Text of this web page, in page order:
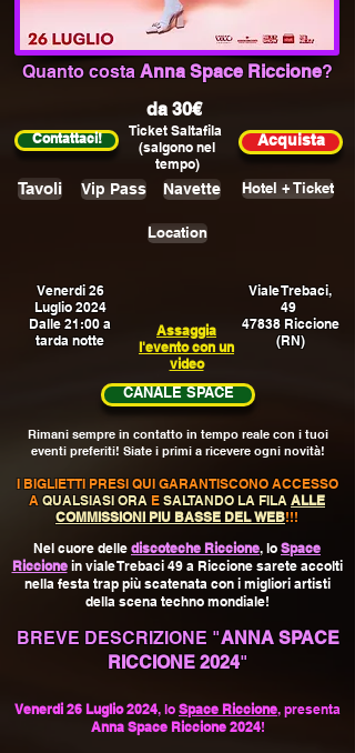
Quanto costaAnna Space Riccione?
Contattaci!
da 30€
Ticket Saltafila
(salgono nel
tempo)
Acquista
Tavoli Vip Pass Navette Hotel + Ticket
Venerdi 26
Luglio 2024
Dalle 21:00 a
tarda notte
Location
Assaggia
l'evento con un
video
Viale Trebaci,
49
47838 Riccione
(RN)
CANALE SPACE
Rimani sempre in contatto in tempo reale con i tuoi
eventi preferiti! Siate i primi a ricevere ogni novità!
I BIGLIETTI PRESI QUI GARANTISCONO ACCESSO
A QUALSIASI ORA E SALTANDO LA FILA ALLE
COMMISSIONI PIU BASSE DEL WEB!!!
Nel cuore delle discoteche Riccione, lo Space
Riccionein viale Trebaci 49 a Riccione sarete accolti
nella festa trap più scatenata con i migliori artisti
della scena techno mondiale!
BREVE DESCRIZIONE "ANNA SPACE
RICCIONE 2024"
Venerdi 26 Luglio 2024, lo Space Riccione, presenta
Anna Space Riccione 2024!